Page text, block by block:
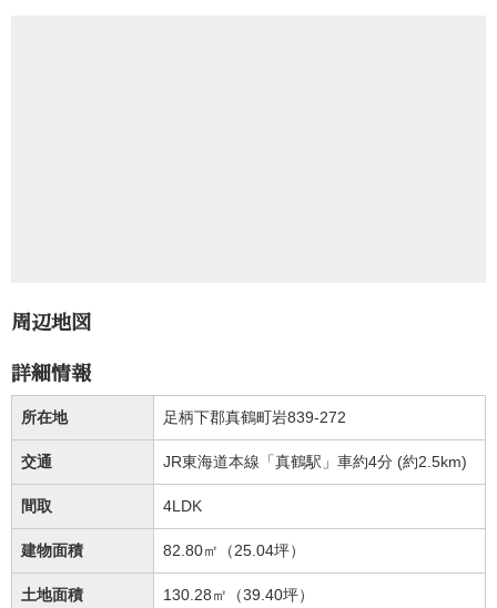
周辺地図
詳細情報
所在地 足柄下郡真鶴町岩839-272
交通 JR東海道本線「真鶴駅」車約4分 (約2.5km)
間取 4LDK
建物面積 82.80㎡（25.04坪）
土地面積 130.28㎡（39.40坪）